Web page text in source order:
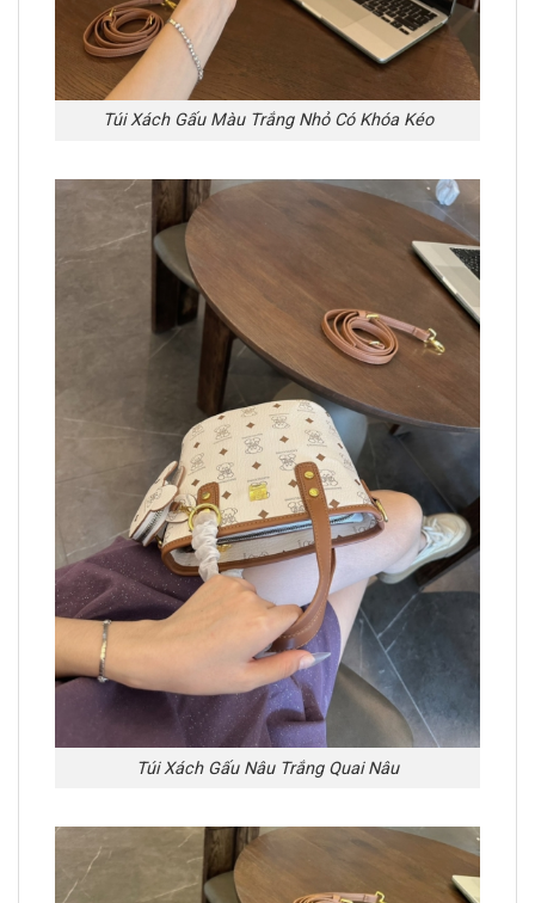
Túi Xách Gấu Màu Trắng Nhỏ Có Khóa Kéo
Túi Xách Gấu Nâu Trắng Quai Nâu